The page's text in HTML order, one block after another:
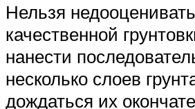
Нельзя
качественной
нанести
несколько слоев
дождаться их